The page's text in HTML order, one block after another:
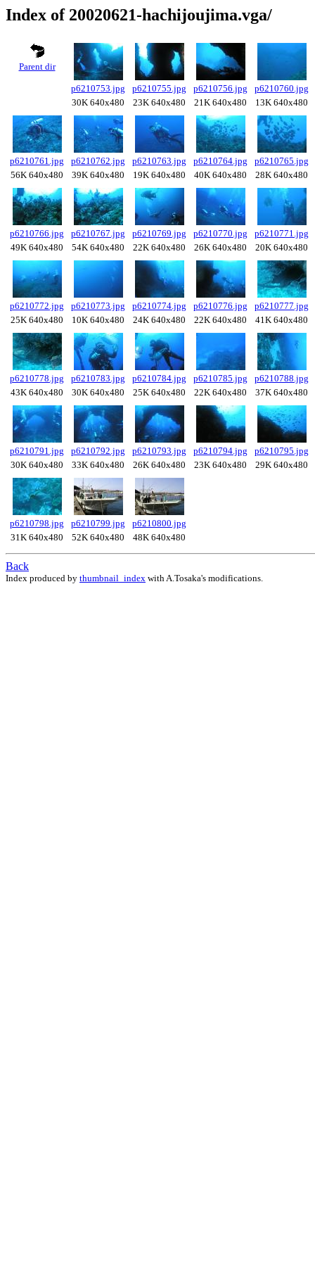
Index of 20020621-hachijoujima.vga/
Parent dir
p6210753.jpg
30K 640x480
p6210755.jpg
23K 640x480
p6210756.jpg
21K 640x480
p6210760.jpg
13K 640x480
p6210761.jpg
56K 640x480
p6210762.jpg
39K 640x480
p6210763.jpg
19K 640x480
p6210764.jpg
40K 640x480
p6210765.jpg
28K 640x480
p6210766.jpg
49K 640x480
p6210767.jpg
54K 640x480
p6210769.jpg
22K 640x480
p6210770.jpg
26K 640x480
p6210771.jpg
20K 640x480
p6210772.jpg
25K 640x480
p6210773.jpg
10K 640x480
p6210774.jpg
24K 640x480
p6210776.jpg
22K 640x480
p6210777.jpg
41K 640x480
p6210778.jpg
43K 640x480
p6210783.jpg
30K 640x480
p6210784.jpg
25K 640x480
p6210785.jpg
22K 640x480
p6210788.jpg
37K 640x480
p6210791.jpg
30K 640x480
p6210792.jpg
33K 640x480
p6210793.jpg
26K 640x480
p6210794.jpg
23K 640x480
p6210795.jpg
29K 640x480
p6210798.jpg
31K 640x480
p6210799.jpg
52K 640x480
p6210800.jpg
48K 640x480
Back
Index produced by thumbnail_index with A.Tosaka's modifications.